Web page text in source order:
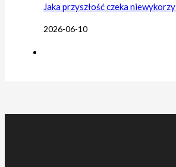
Jaka przyszłość czeka
2026-06-10